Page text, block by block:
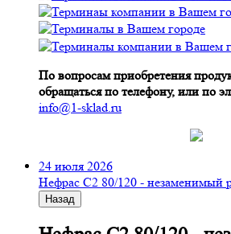
По вопросам приобретения
обращаться по телефону, или по
info@1-sklad.ru
24 июля 2026
Нефрас С2 80/120 - незаменимый
Назад